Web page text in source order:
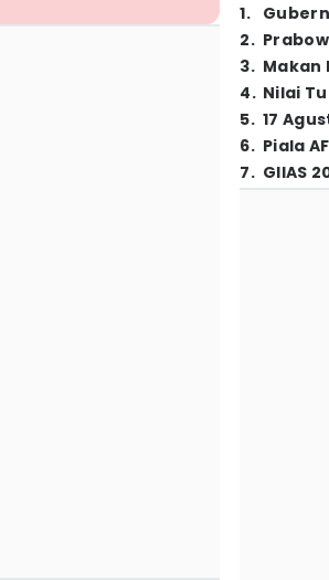
1.
2.
3. Makan
4. Nilai
5. 17
6. Piala
7. GIIAS